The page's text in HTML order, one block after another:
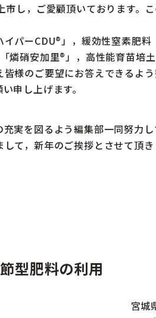
し，ご愛顧頂いております。
パーCDU®」，緩効性窒素肥料
燐硝安加里®」，高性能育苗培
様のご要望にお答えできるよ
申し上げます。
実を図るよう編集部一同努力
て，新年のご挨拶とさせて頂
型肥料の利用
宮城